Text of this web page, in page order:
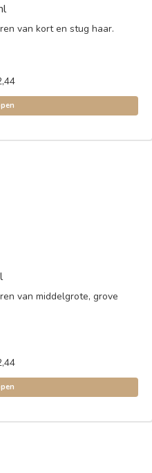
van kort en stug haar.
van middelgrote, grove